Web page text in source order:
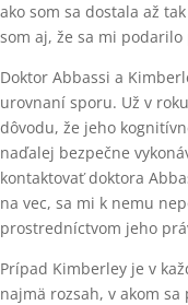
ako som sa dostala až
som aj, že sa mi podarilo
Doktor Abbassi a
urovnaní sporu. Už v
dôvodu, že jeho
naďalej bezpečne
kontaktovať doktora
na vec, sa mi k nemu
prostredníctvom jeho
Prípad Kimberley je v
najmä rozsah, v akom